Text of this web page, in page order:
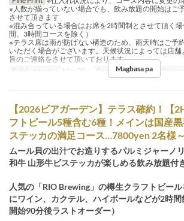
※人数が揃っていない場合でも、飲み放題の開始はご
させて頂きます
※混み合っている場合はお席を2時間制とさせて頂く
間、3時間コースを除く）
※テラス席は雨が防げない構造のため、雨天時はご予
いただく場合がございます。天候状況によっては店
旨のご連絡をさせて頂いております。
Balidong petsa
Mar 09 ~ Order Limit 2 ~ 30
Magbasa pa
【2026ビアガーデン】テラス確約！【
フトビール5種含む6種！メインは国産
ステッカの満足コース…7800yen 2名様～
ムール貝の出汁でお造りするパルミジャーノ
和牛 山形牛ビステッカが楽しめる飲み放題付
人気の「RIO Brewing」の樽生クラフトビー
にワイン、カクテル、ハイボールなどが2時
開始90分後ラストオーダー）